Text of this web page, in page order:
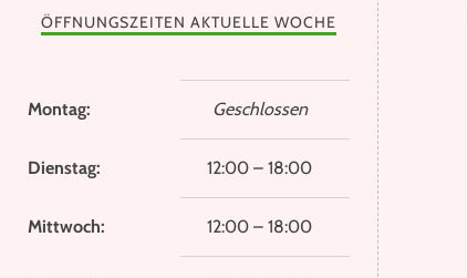
ÖFFNUNGSZEITEN AKTUELLE WOCHE
Montag: Geschlossen
Dienstag: 12:00 – 18:00
Mittwoch: 12:00 – 18:00